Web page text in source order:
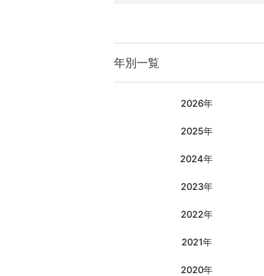
年別一覧
2026年
2025年
2024年
2023年
2022年
2021年
2020年